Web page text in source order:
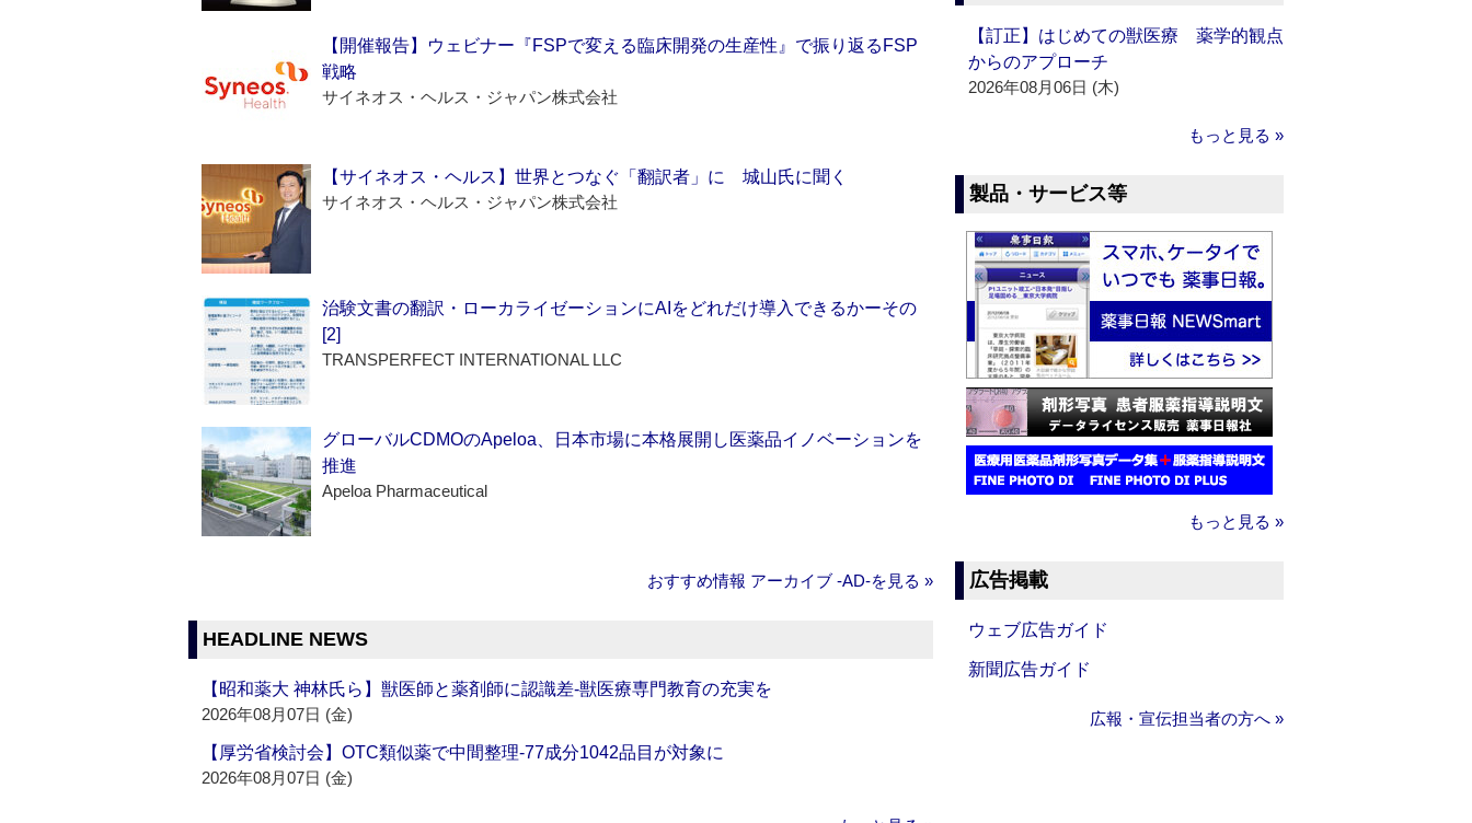
【開催報告】ウェビナー『FSPで変える臨床開発の生産性』で振り返るFSP
戦略
サイネオス・ヘルス・ジャパン株式会社
【サイネオス・ヘルス】世界とつなぐ「翻訳者」に 城山氏に聞く
サイネオス・ヘルス・ジャパン株式会社
治験文書の翻訳・ローカライゼーションにAIをどれだけ導入できるかーその
[2]
TRANSPERFECT INTERNATIONAL LLC
グローバルCDMOのApeloa、日本市場に本格展開し医薬品イノベーションを
推進
Apeloa Pharmaceutical
おすすめ情報 アーカイブ ‐AD‐を見る »
HEADLINE NEWS
【昭和薬大 神林氏ら】獣医師と薬剤師に認識差‐獣医療専門教育の充実を
2026年08月07日 (金)
【厚労省検討会】OTC類似薬で中間整理‐77成分1042品目が対象に
2026年08月07日 (金)
【訂正】はじめての獣医療 薬学的観点
からのアプローチ
2026年08月06日 (木)
もっと見る »
製品・サービス等
もっと見る »
広告掲載
ウェブ広告ガイド
新聞広告ガイド
広報・宣伝担当者の方へ »